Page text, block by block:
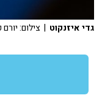
גדי איזנקוט | צילום: יורם